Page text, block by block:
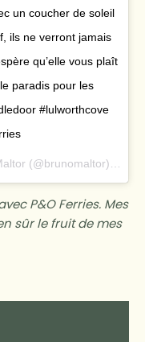
un coucher de soleil
ils ne verront jamais
qu’elle vous plaît
paradis pour les
#lulworthcove
(@brunomaltor) le
P&O Ferries. Mes
sûr le fruit de mes